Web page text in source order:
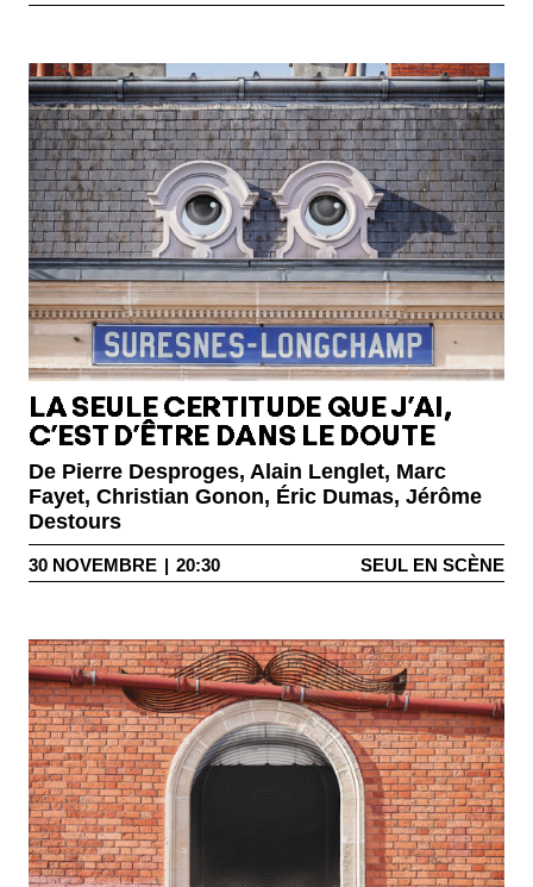
LA SEULE CERTITUDE QUE J’AI,
C’EST D’ÊTRE DANS LE DOUTE
De Pierre Desproges, Alain Lenglet, Marc
Fayet, Christian Gonon, Éric Dumas, Jérôme
Destours
30 NOVEMBRE | 20:30 SEUL EN SCÈNE